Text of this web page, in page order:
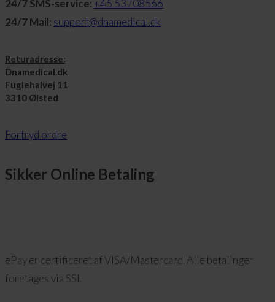
24/7 SMS-service:+45 53708566
24/7 Mail: support@dnamedical.dk
Returadresse:
Dnamedical.dk
Fuglehalvej 11
3310 Ølsted
Fortryd ordre
Sikker Online Betaling
ePay er certificeret af VISA/Mastercard. Alle betalinger
foretages via SSL.